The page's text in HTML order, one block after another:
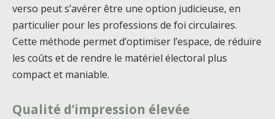
verso peut s’avérer être une option judicieuse, en
particulier pour les professions de foi circulaires.
Cette méthode permet d’optimiser l’espace, de réduire
les coûts et de rendre le matériel électoral plus
compact et maniable.
Qualité d’impression élevée